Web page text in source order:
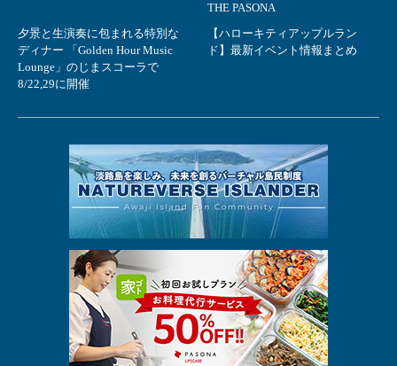
THE PASONA
夕景と生演奏に包まれる特別な
ディナー 「Golden Hour Music
Lounge」のじまスコーラで
8/22,29に開催
【ハローキティアップルラン
ド】最新イベント情報まとめ